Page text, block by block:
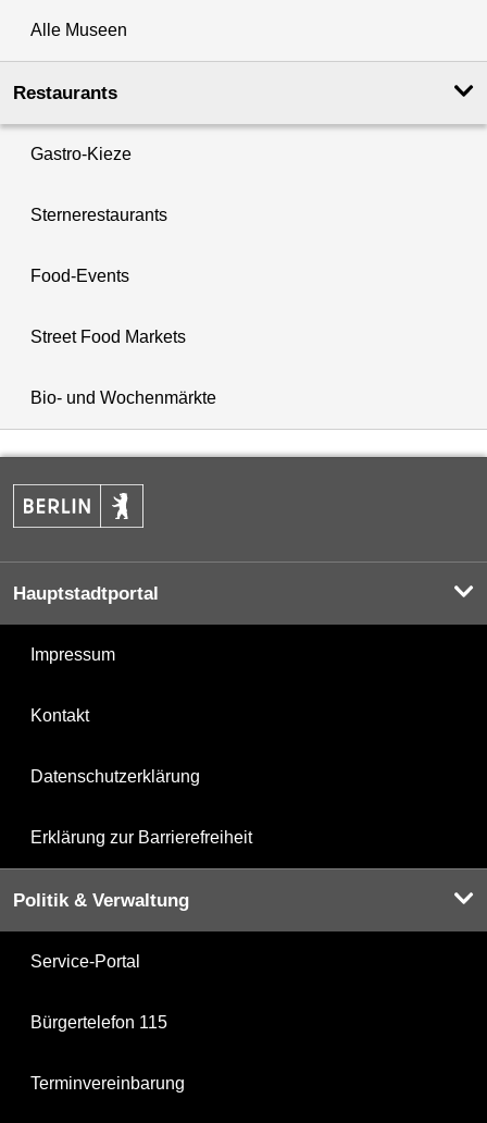
Alle Museen
Restaurants
Gastro-Kieze
Sternerestaurants
Food-Events
Street Food Markets
Bio- und Wochenmärkte
Hauptstadtportal
Impressum
Kontakt
Datenschutzerklärung
Erklärung zur Barrierefreiheit
Politik & Verwaltung
Service-Portal
Bürgertelefon 115
Terminvereinbarung